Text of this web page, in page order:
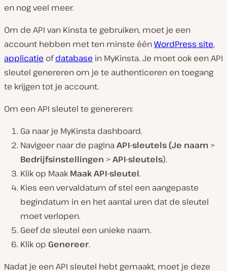
en nog veel meer.
Om de API van Kinsta te gebruiken, moet je een
account hebben met ten minste éénWordPress site,
applicatie ofdatabase in MyKinsta. Je moet ook een API
sleutel genereren om je te authenticeren en toegang
te krijgen tot je account.
Om een API sleutel te genereren:
Ga naar je MyKinsta dashboard.
Navigeer naar de pagina API-sleutels(Je naam >
Bedrijfsinstellingen >API-sleutels).
Klik op Maak Maak API-sleutel.
Kies een vervaldatum of stel een aangepaste
begindatum in en het aantal uren dat de sleutel
moet verlopen.
Geef de sleutel een unieke naam.
Klik op Genereer.
Nadat je een API sleutel hebt gemaakt, moet je deze